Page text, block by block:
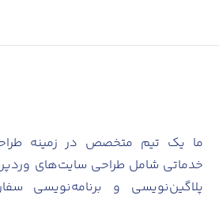
ما یک تیم متخصص در زمینه
خدماتی شامل طراحی سایت‌های
پلاگین‌نویسی و برنامه‌نویسی